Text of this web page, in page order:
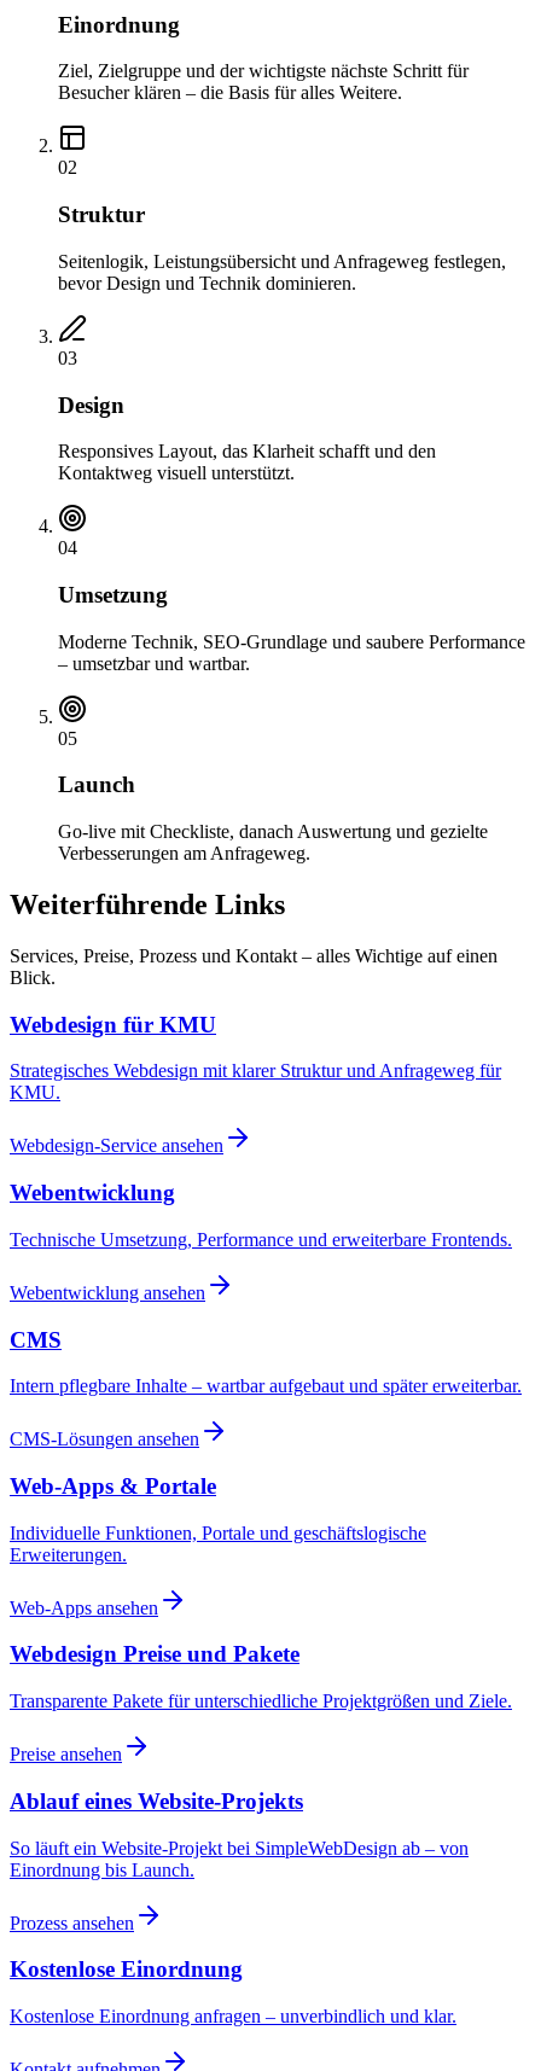
Einordnung
Ziel, Zielgruppe und der wichtigste nächste Schritt für
Besucher klären – die Basis für alles Weitere.
02
Struktur
Seitenlogik, Leistungsübersicht und Anfrageweg festlegen,
bevor Design und Technik dominieren.
03
Design
Responsives Layout, das Klarheit schafft und den
Kontaktweg visuell unterstützt.
04
Umsetzung
Moderne Technik, SEO-Grundlage und saubere Performance
– umsetzbar und wartbar.
05
Launch
Go-live mit Checkliste, danach Auswertung und gezielte
Verbesserungen am Anfrageweg.
Weiterführende Links
Services, Preise, Prozess und Kontakt – alles Wichtige auf einen
Blick.
Webdesign für KMU
Strategisches Webdesign mit klarer Struktur und Anfrageweg für
KMU.
Webdesign-Service ansehen
Webentwicklung
Technische Umsetzung, Performance und erweiterbare Frontends.
Webentwicklung ansehen
CMS
Intern pflegbare Inhalte – wartbar aufgebaut und später erweiterbar.
CMS-Lösungen ansehen
Web-Apps & Portale
Individuelle Funktionen, Portale und geschäftslogische
Erweiterungen.
Web-Apps ansehen
Webdesign Preise und Pakete
Transparente Pakete für unterschiedliche Projektgrößen und Ziele.
Preise ansehen
Ablauf eines Website-Projekts
So läuft ein Website-Projekt bei SimpleWebDesign ab – von
Einordnung bis Launch.
Prozess ansehen
Kostenlose Einordnung
Kostenlose Einordnung anfragen – unverbindlich und klar.